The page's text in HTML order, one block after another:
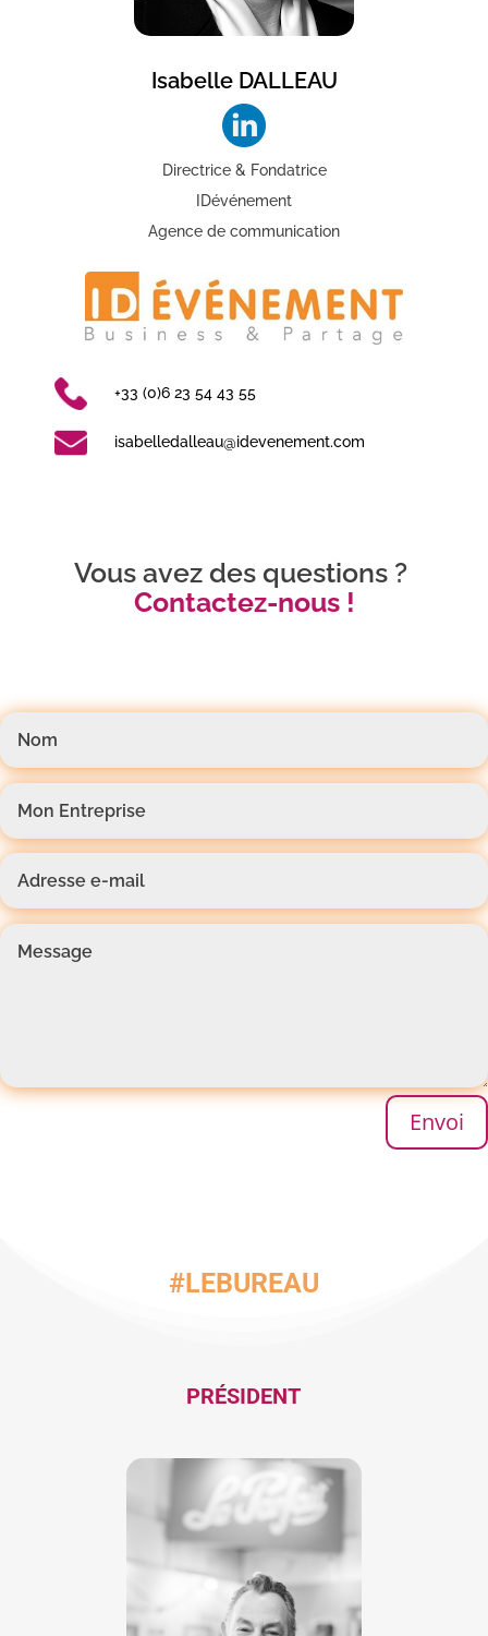
Isabelle DALLEAU
Directrice & Fondatrice
IDévénement
Agence de communication
+33 (0)6 23 54 43 55
isabelledalleau@idevenement.com
Vous avez des questions ?
Contactez-nous !
Envoi
#LEBUREAU
PRÉSIDENT